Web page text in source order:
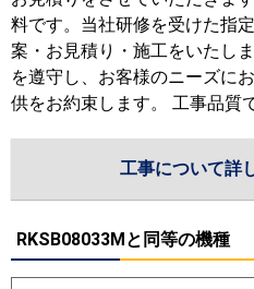
料です。当社研修を受けた指
案・お見積り・施工をいたし
を遵守し、お客様のニーズに
供をお約束します。 工事品質
工事について詳
RKSB08033Mと同等の機種